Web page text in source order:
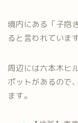
境内にある「子抱
ると言われています
周辺には六本木ヒ
ポットがあるので
ます。